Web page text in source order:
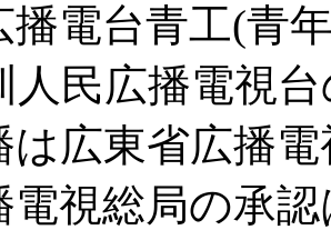
播電台青工(青
人民広播電視
は広東省広播
電視総局の承